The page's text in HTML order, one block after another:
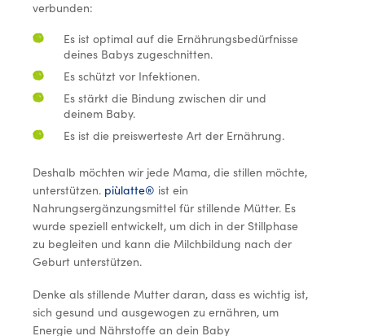
verbunden:
Es ist optimal auf die Ernährungsbedürfnisse
deines Babys zugeschnitten.
Es schützt vor Infektionen.
Es stärkt die Bindung zwischen dir und
deinem Baby.
Es ist die preiswerteste Art der Ernährung.
Deshalb möchten wir jede Mama, die stillen möchte,
unterstützen. piùlatte® ist ein
Nahrungsergänzungsmittel für stillende Mütter. Es
wurde speziell entwickelt, um dich in der Stillphase
zu begleiten und kann die Milchbildung nach der
Geburt unterstützen.
Denke als stillende Mutter daran, dass es wichtig ist,
sich gesund und ausgewogen zu ernähren, um
Energie und Nährstoffe an dein Baby